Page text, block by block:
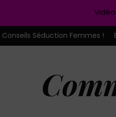
Conseils Séduction Femmes !